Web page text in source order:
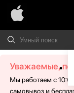
Уважаемые,
Мы работаем с
самовывоз и